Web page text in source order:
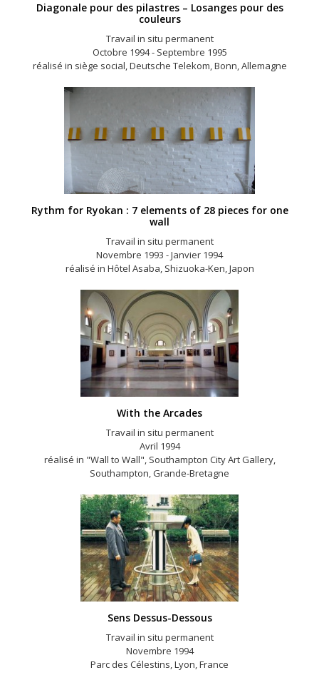
Diagonale pour des pilastres – Losanges pour des
couleurs
Travail in situ permanent
Octobre 1994 - Septembre 1995
réalisé in siège social, Deutsche Telekom, Bonn, Allemagne
Rythm for Ryokan : 7 elements of 28 pieces for one
wall
Travail in situ permanent
Novembre 1993 - Janvier 1994
réalisé in Hôtel Asaba, Shizuoka-Ken, Japon
With the Arcades
Travail in situ permanent
Avril 1994
réalisé in "Wall to Wall", Southampton City Art Gallery,
Southampton, Grande-Bretagne
Sens Dessus-Dessous
Travail in situ permanent
Novembre 1994
Parc des Célestins, Lyon, France